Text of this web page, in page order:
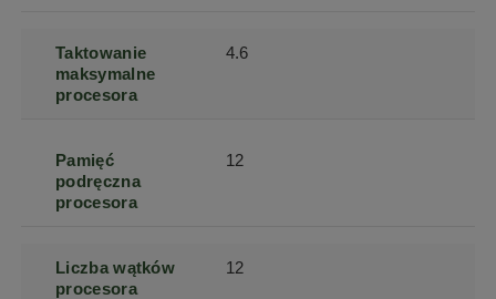
Taktowanie
maksymalne
procesora
4.6
Pamięć
podręczna
procesora
12
Liczba wątków
procesora
12